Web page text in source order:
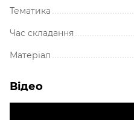
Тематика
Час складання
Матеріал
Відео